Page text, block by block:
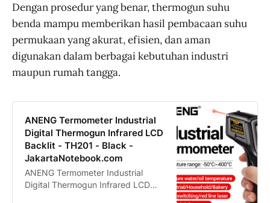
Dengan prosedur yang benar, thermogun suhu
benda mampu memberikan hasil pembacaan suhu
permukaan yang akurat, efisien, dan aman
digunakan dalam berbagai kebutuhan industri
maupun rumah tangga.
ANENG Termometer Industrial
Digital Thermogun Infrared LCD
Backlit - TH201 - Black -
JakartaNotebook.com
ANENG Termometer Industrial
Digital Thermogun Infrared LCD